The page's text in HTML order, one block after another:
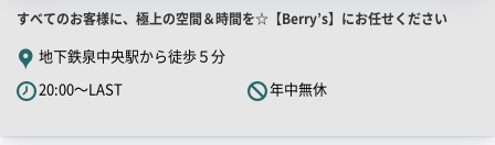
店
舗
PR
キ
すべてのお客様に、極上の空間＆時間を☆【Berry’s】にお任せください
地下鉄泉中央駅から徒歩５分
20:00～LAST
年中無休